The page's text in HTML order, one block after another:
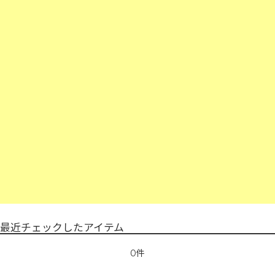
最近チェックしたアイテム
0件